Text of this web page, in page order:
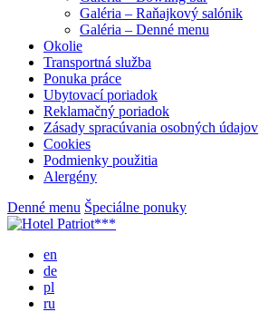
Galéria – Raňajkový salónik
Galéria – Denné menu
Okolie
Transportná služba
Ponuka práce
Ubytovací poriadok
Reklamačný poriadok
Zásady spracúvania osobných údajov
Cookies
Podmienky použitia
Alergény
Denné menu Špeciálne ponuky
en
de
pl
ru